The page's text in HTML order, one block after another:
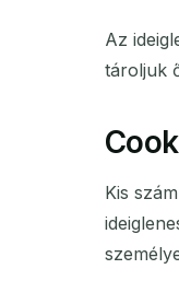
Az
tároljuk
Kis